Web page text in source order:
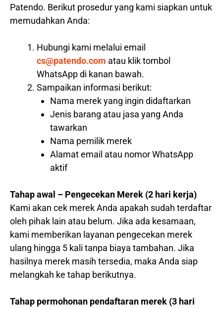
Patendo. Berikut prosedur yang kami siapkan untuk
memudahkan Anda:
Hubungi kami melalui email
cs@patendo.com atau klik tombol
WhatsApp di kanan bawah.
Sampaikan informasi berikut:
Nama merek yang ingin didaftarkan
Jenis barang atau jasa yang Anda
tawarkan
Nama pemilik merek
Alamat email atau nomor WhatsApp
aktif
Tahap awal – Pengecekan Merek (2 hari kerja)
Kami akan cek merek Anda apakah sudah terdaftar
oleh pihak lain atau belum. Jika ada kesamaan,
kami memberikan layanan pengecekan merek
ulang hingga 5 kali tanpa biaya tambahan. Jika
hasilnya merek masih tersedia, maka Anda siap
melangkah ke tahap berikutnya.
Tahap permohonan pendaftaran merek (3 hari